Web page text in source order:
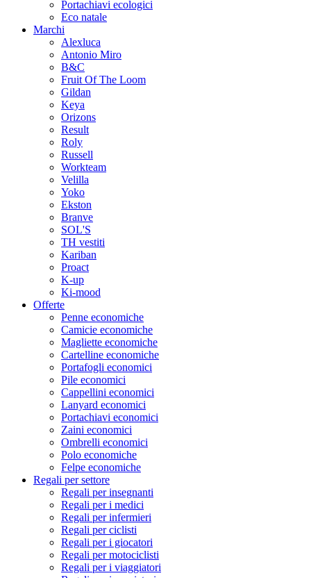
Portachiavi ecologici
Eco natale
Marchi
Alexluca
Antonio Miro
B&C
Fruit Of The Loom
Gildan
Keya
Orizons
Result
Roly
Russell
Workteam
Velilla
Yoko
Ekston
Branve
SOL'S
TH vestiti
Kariban
Proact
K-up
Ki-mood
Offerte
Penne economiche
Camicie economiche
Magliette economiche
Cartelline economiche
Portafogli economici
Pile economici
Cappellini economici
Lanyard economici
Portachiavi economici
Zaini economici
Ombrelli economici
Polo economiche
Felpe economiche
Regali per settore
Regali per insegnanti
Regali per i medici
Regali per infermieri
Regali per ciclisti
Regali per i giocatori
Regali per motociclisti
Regali per i viaggiatori